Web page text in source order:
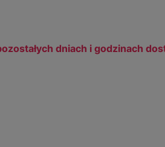
dniach i godzinach